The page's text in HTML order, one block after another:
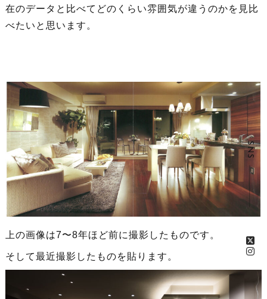
SNS
在のデータと比べてどのくらい雰囲気が違うのかを見比
べたいと思います。
上の画像は7〜8年ほど前に撮影したものです。
そして最近撮影したものを貼ります。